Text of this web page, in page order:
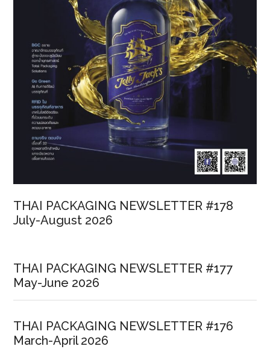
THAI PACKAGING NEWSLETTER #178
July-August 2026
THAI PACKAGING NEWSLETTER #177
May-June 2026
THAI PACKAGING NEWSLETTER #176
March-April 2026